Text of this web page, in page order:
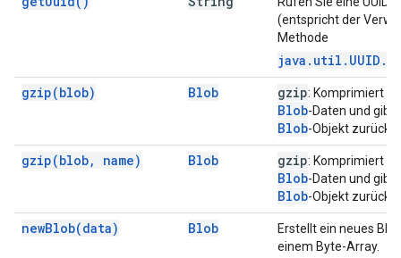
(entspricht der
Methode
gzip(blob) Blob gzip: Komprimiert
Blob-Daten und gibt
Blob-Objekt zurück.
gzip(blob, name) Blob gzip: Komprimiert
Blob-Daten und gibt
Blob-Objekt zurück.
newBlob(data) Blob
Erstellt ein neues
einem Byte-Array.